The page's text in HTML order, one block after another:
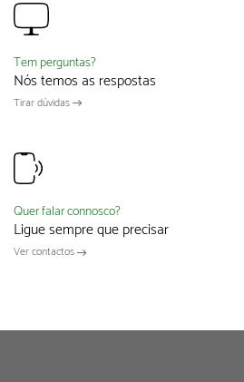
Tem perguntas?
Nós temos as respostas
Tirar dúvidas
Quer falar connosco?
Ligue sempre que precisar
Ver contactos